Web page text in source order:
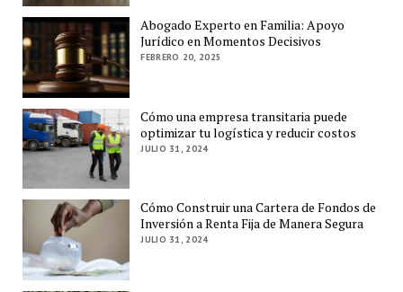
Abogado Experto en Familia: Apoyo
Jurídico en Momentos Decisivos
FEBRERO 20, 2025
Cómo una empresa transitaria puede
optimizar tu logística y reducir costos
JULIO 31, 2024
Cómo Construir una Cartera de Fondos de
Inversión a Renta Fija de Manera Segura
JULIO 31, 2024